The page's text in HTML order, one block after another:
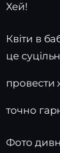
Хей!
Квіти в
це
точно
Фото